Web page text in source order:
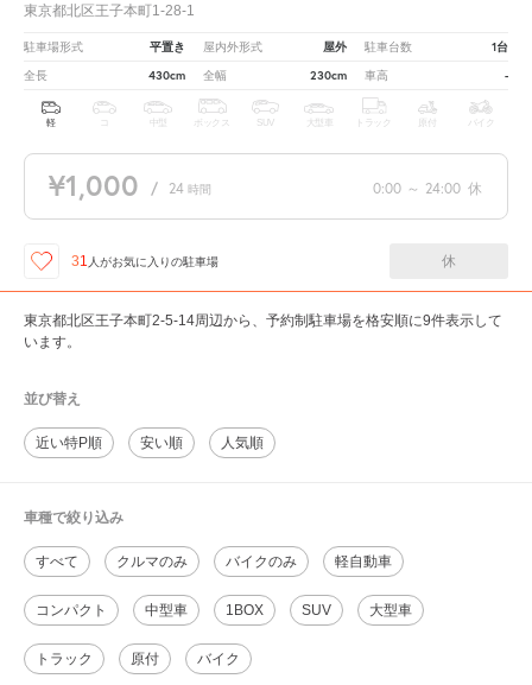
東京都北区王子本町1-28-1
駐車場形式 平置き 屋内外形式 屋外 駐車台数 1台
全長 430cm 全幅 230cm 車高 -
軽 中型 ボックス SUV 大型車 トラック 原付 バイク
¥1,000 / 24 時間 0:00 ～ 24:00 休
31 人がお気に入りの駐車場 休
東京都北区王子本町2-5-14周辺から、予約制駐車場を格安順に9件表示して
います。
並び替え
近い特P順 安い順 人気順
車種で絞り込み
すべて クルマのみ バイクのみ 軽自動車
コンパクト 中型車 1BOX SUV 大型車
トラック 原付 バイク